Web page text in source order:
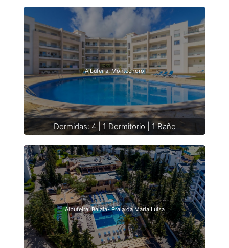
Albufeira, Montechoro
Dormidas: 4 | 1 Dormitorio | 1 Baño
Albufeira, Balaia- Praia da Maria Luisa